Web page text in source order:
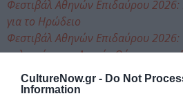
CultureNow.gr - Do Not
Information
Φεστιβάλ Αθηνών Επιδαύρου 2026:
για το Ηρώδειο
Φεστιβάλ Αθηνών Επιδαύρου 2026:
καλοκαίρι στο Αρχαίο Θέατρο στην
Ταυτότητα